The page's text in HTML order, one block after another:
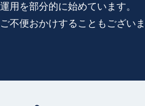
運用を部分的に始めています。
ご不便おかけすることもござい